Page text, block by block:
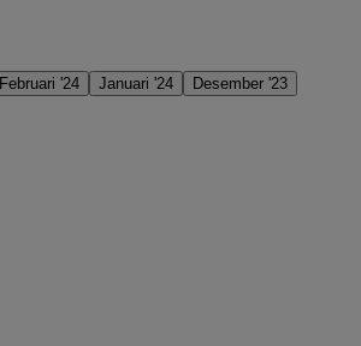
Februari '24 Januari '24
Desember '23